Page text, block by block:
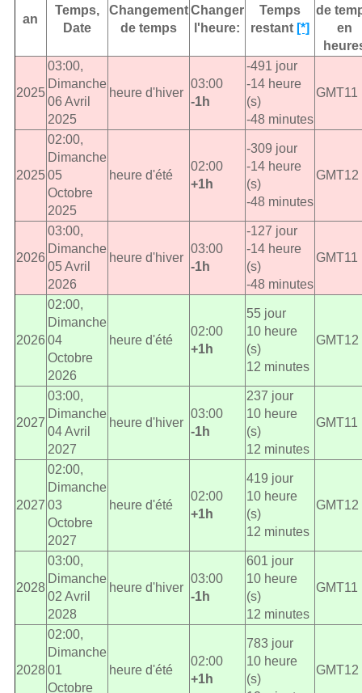
an
Temps,
Date
Changement
de temps
Changer
l'heure:
Temps
restant [*]
de
en
2025
03:00,
Dimanche
06 Avril
2025
heure d'hiver
03:00
-1h
-491 jour
-14 heure
(s)
-48 minutes
GMT11
2025
02:00,
Dimanche
05
Octobre
2025
heure d'été
02:00
+1h
-309 jour
-14 heure
(s)
-48 minutes
GMT12
2026
03:00,
Dimanche
05 Avril
2026
heure d'hiver
03:00
-1h
-127 jour
-14 heure
(s)
-48 minutes
GMT11
2026
02:00,
Dimanche
04
Octobre
2026
heure d'été
02:00
+1h
55 jour
10 heure
(s)
12 minutes
GMT12
2027
03:00,
Dimanche
04 Avril
2027
heure d'hiver
03:00
-1h
237 jour
10 heure
(s)
12 minutes
GMT11
2027
02:00,
Dimanche
03
Octobre
2027
heure d'été
02:00
+1h
419 jour
10 heure
(s)
12 minutes
GMT12
2028
03:00,
Dimanche
02 Avril
2028
heure d'hiver
03:00
-1h
601 jour
10 heure
(s)
12 minutes
GMT11
2028
02:00,
Dimanche
01
Octobre
heure d'été
02:00
+1h
783 jour
10 heure
(s)
GMT12